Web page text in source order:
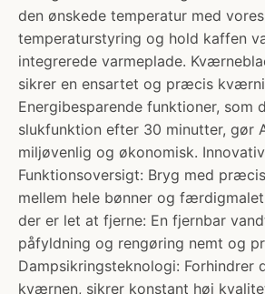
den ønskede temperatur med
temperaturstyring og hold kaffen
integrerede varmeplade.
sikrer en ensartet og præcis
Energibesparende funktioner, som
slukfunktion efter 30 minutter, gør
miljøvenlig og økonomisk. Innovativ
Funktionsoversigt: Bryg med
mellem hele bønner og
der er let at fjerne: En fjernbar
påfyldning og rengøring nemt og
Dampsikringsteknologi: Forhindrer
kværnen, sikrer konstant høj